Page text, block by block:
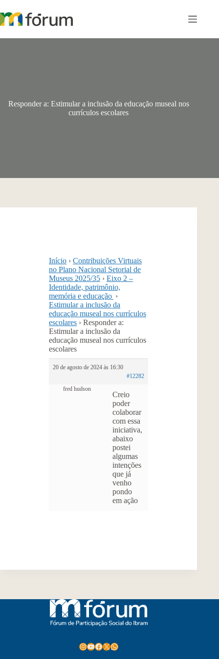
para
o
Responder a: Estimular a inclusão da educação museal nos
currículos escolares
Início › Contribuições Virtuais
no Plano Nacional Setorial de
Museus 2025/35 › Eixo 2 –
Identidade, patrimônio,
memória e educação ›
Estimular a inclusão da
educação museal nos currículos
escolares › Responder a:
Estimular a inclusão da
educação museal nos currículos
escolares
20 de agosto de 2024 às 16:30
#12282
fred hudson
Creio
poder
colaborar
com essa
iniciativa,
abaixo
postei
algumas
intenções
que já
venho
pondo
em ação
Instagram
Youtube
Facebook
X WhatsApp